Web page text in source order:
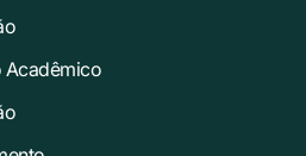
Acadêmico